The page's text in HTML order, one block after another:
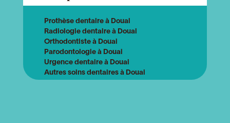
Prothèse dentaire à Douai
Radiologie dentaire à Douai
Orthodontiste à Douai
Parodontologie à Douai
Urgence dentaire à Douai
Autres soins dentaires à Douai